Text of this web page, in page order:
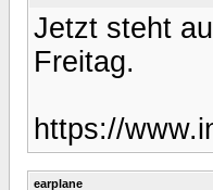
Jetzt steht
Freitag.
https://
earplane